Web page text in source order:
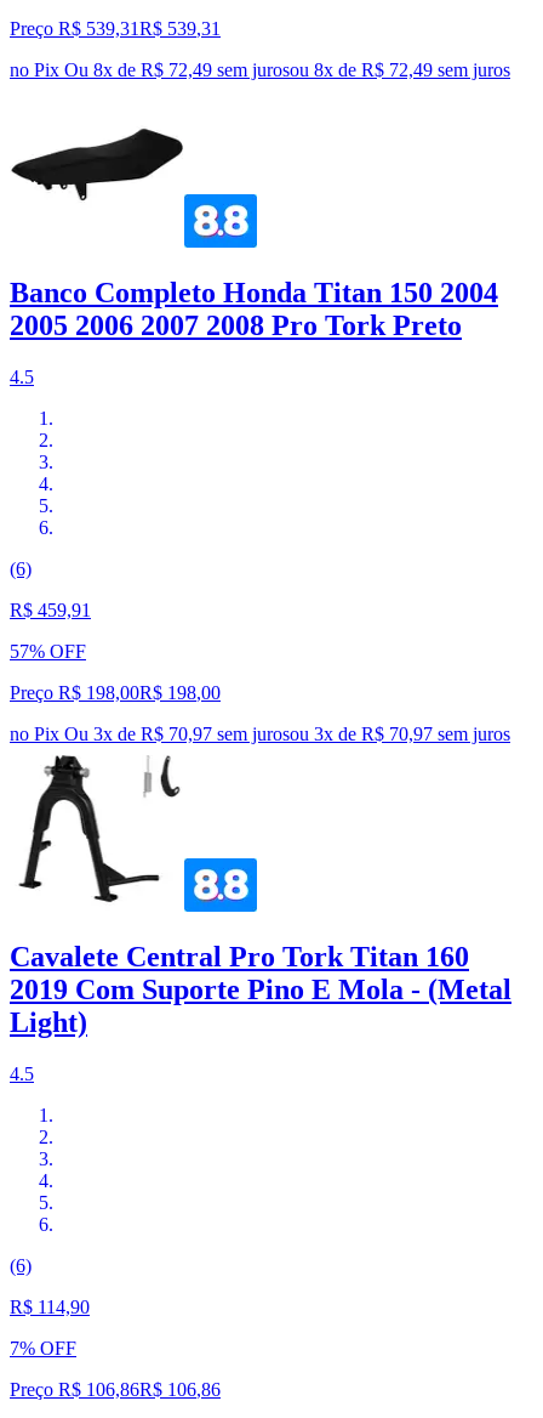
Preço R$ 539,31R$ 539,31
no Pix Ou 8x de R$ 72,49 sem jurosou 8x de R$ 72,49 sem juros
Banco Completo Honda Titan 150 2004
2005 2006 2007 2008 Pro Tork Preto
4.5
(6)
R$ 459,91
57% OFF
Preço R$ 198,00R$ 198,00
no Pix Ou 3x de R$ 70,97 sem jurosou 3x de R$ 70,97 sem juros
Cavalete Central Pro Tork Titan 160
2019 Com Suporte Pino E Mola - (Metal
Light)
4.5
(6)
R$ 114,90
7% OFF
Preço R$ 106,86R$ 106,86